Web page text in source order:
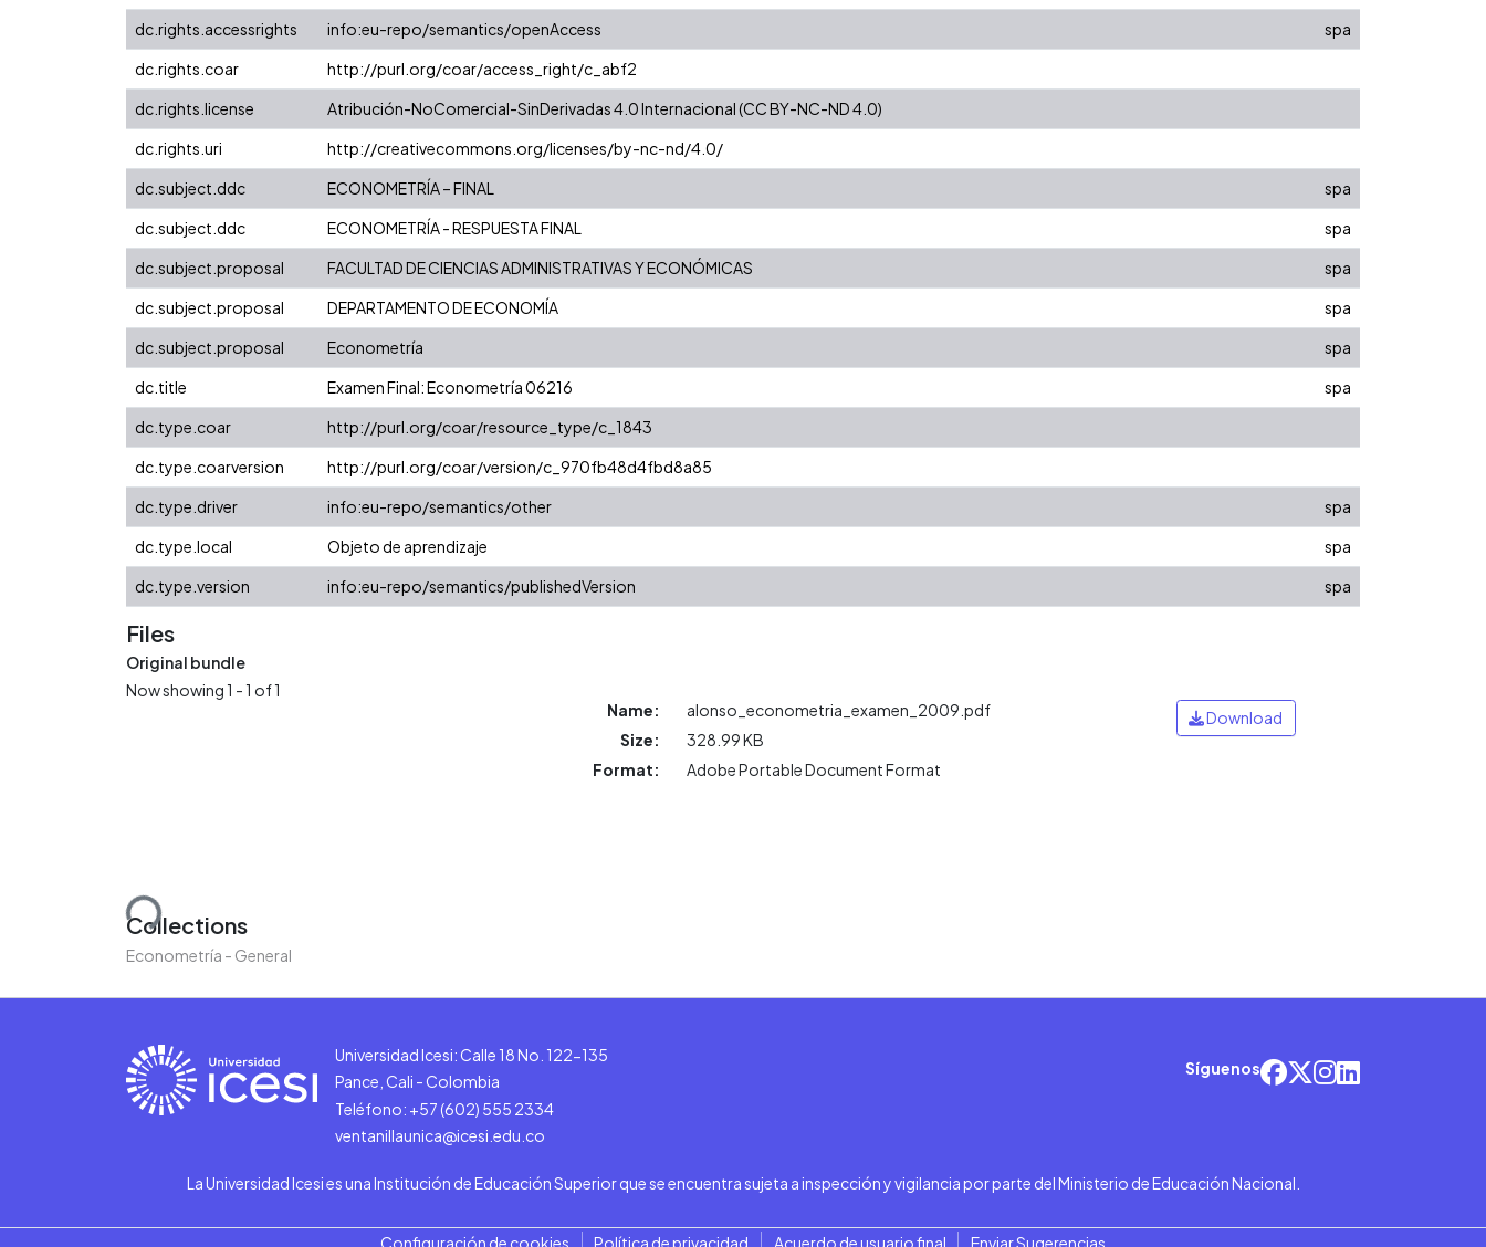
dc.rights.accessrights info:eu-repo/semantics/openAccess
spa
dc.rights.coar
http://purl.org/coar/access_right/c_abf2
dc.rights.license
Atribución-NoComercial-SinDerivadas 4.0 Internacional (CC BY-NC-ND 4.0)
dc.rights.uri
http://creativecommons.org/licenses/by-nc-nd/4.0/
dc.subject.ddc
ECONOMETRÍA – FINAL
spa
dc.subject.ddc
ECONOMETRÍA - RESPUESTA FINAL
spa
dc.subject.proposal
FACULTAD DE CIENCIAS ADMINISTRATIVAS Y ECONÓMICAS
spa
dc.subject.proposal
DEPARTAMENTO DE ECONOMÍA
spa
dc.subject.proposal
Econometría
spa
dc.title
Examen Final: Econometría 06216
spa
dc.type.coar
http://purl.org/coar/resource_type/c_1843
dc.type.coarversion
http://purl.org/coar/version/c_970fb48d4fbd8a85
dc.type.driver
info:eu-repo/semantics/other
spa
dc.type.local
Objeto de aprendizaje
spa
dc.type.version
info:eu-repo/semantics/publishedVersion spa
Files
Original bundle
Now showing1 - 1 of 1
Loading...
Name:
alonso_econometria_examen_2009.pdf
Size:
328.99 KB
Format:
Adobe Portable Document Format
Download
Collections
Econometría - General
Universidad Icesi: Calle 18 No. 122-135
Pance, Cali - Colombia
Teléfono: +57 (602) 555 2334
ventanillaunica@icesi.edu.co
Síguenos
La Universidad Icesi es una Institución de Educación Superior que se encuentra sujeta a inspección y vigilancia por parte del Ministerio de Educación Nacional.
Configuración de cookies Política de privacidad Acuerdo de usuario final Enviar Sugerencias